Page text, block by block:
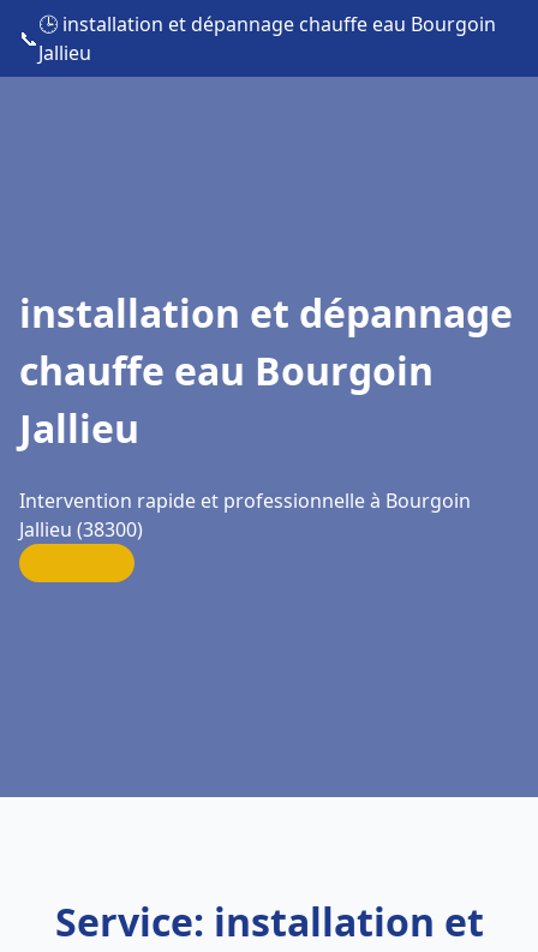
📞
🕒 installation et dépannage chauffe eau Bourgoin
Jallieu
installation et dépannage
chauffe eau Bourgoin
Jallieu
Intervention rapide et professionnelle à Bourgoin
Jallieu (38300)
Service: installation et